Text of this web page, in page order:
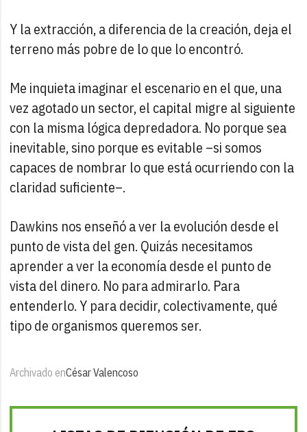
Y la extracción, a diferencia de la creación, deja el
terreno más pobre de lo que lo encontró.
Me inquieta imaginar el escenario en el que, una
vez agotado un sector, el capital migre al siguiente
con la misma lógica depredadora. No porque sea
inevitable, sino porque es evitable –si somos
capaces de nombrar lo que está ocurriendo con la
claridad suficiente–.
Dawkins nos enseñó a ver la evolución desde el
punto de vista del gen. Quizás necesitamos
aprender a ver la economía desde el punto de
vista del dinero. No para admirarlo. Para
entenderlo. Y para decidir, colectivamente, qué
tipo de organismos queremos ser.
Archivado enCésar Valencoso